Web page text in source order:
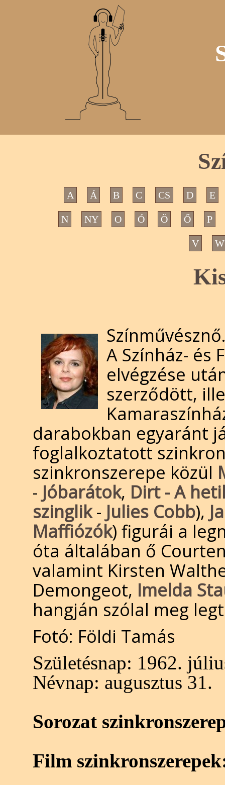
A Á B C CS D E
N NY O Ó Ö Ő P
V W
A Színház- és
elvégzése
szerződött,
darabokban egyaránt
foglalkoztatott
szinkronszerepe közül
- Jóbarátok, Dirt - A
szinglik - Julies Cobb),
Maffiózók) figurái a
óta általában ő
valamint Kirsten
Demongeot, Imelda
hangján szólal meg
Fotó: Földi Tamás
Születésnap: 1962.
Névnap: augusztus 31.
Sorozat
Film